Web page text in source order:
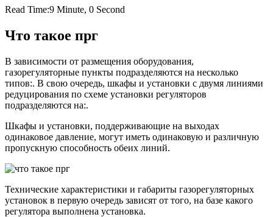
Read Time:9 Minute, 0 Second
Что такое прг
В зависимости от размещения оборудования,
газорегуляторные пункты подразделяются на несколько
типов:. В свою очередь, шкафы и установки с двумя линиями
редуцирования по схеме установки регуляторов
подразделяются на:.
Шкафы и установки, поддерживающие на выходах
одинаковое давление, могут иметь одинаковую и различную
пропускную способность обеих линий.
Технические характеристики и габариты газорегуляторных
установок в первую очередь зависят от того, на базе какого
регулятора выполнена установка.